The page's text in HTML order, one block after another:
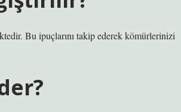
Bu ipuçlarını takip ederek kömürlerinizi